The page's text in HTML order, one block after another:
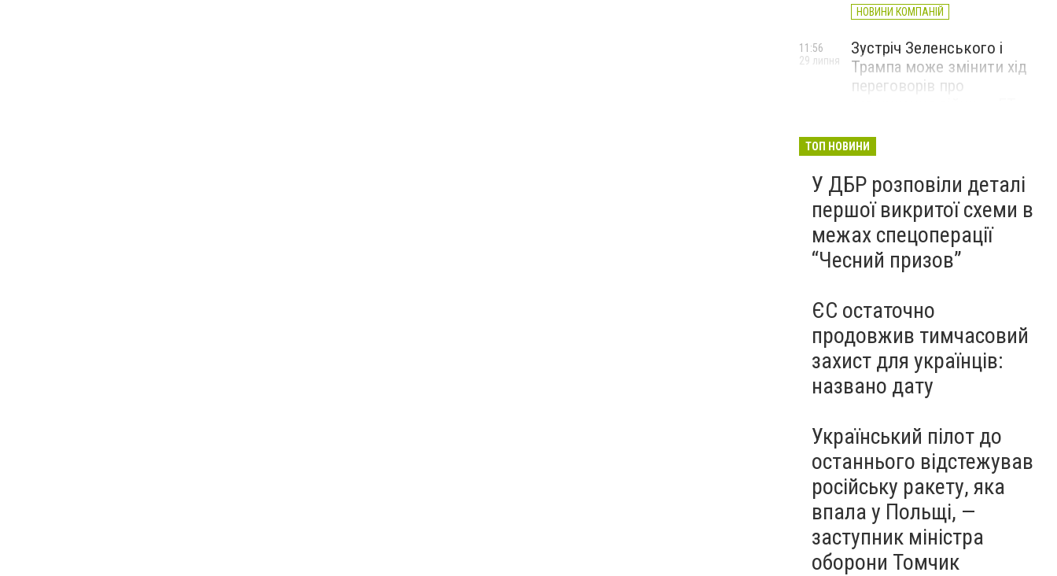
НОВИНИ КОМПАНІЙ
Зустріч Зеленського і
Трампа може змінити хід
переговорів про
11:56
29 липня
ТОП НОВИНИ
У ДБР розповіли деталі
першої викритої схеми в
межах спецоперації
“Чесний призов”
ЄС остаточно
продовжив тимчасовий
захист для українців:
названо дату
Український пілот до
останнього відстежував
російську ракету, яка
впала у Польщі, —
заступник міністра
оборони Томчик